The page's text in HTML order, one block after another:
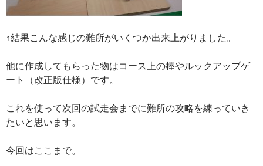
↑結果こんな感じの難所がいくつか出来上がりました。
他に作成してもらった物はコース上の棒やルックアップゲ
ート（改正版仕様）です。
これを使って次回の試走会までに難所の攻略を練っていき
たいと思います。
今回はここまで。